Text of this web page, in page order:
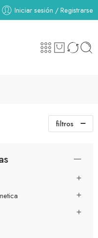
Iniciar sesión / Registrarse
filtros